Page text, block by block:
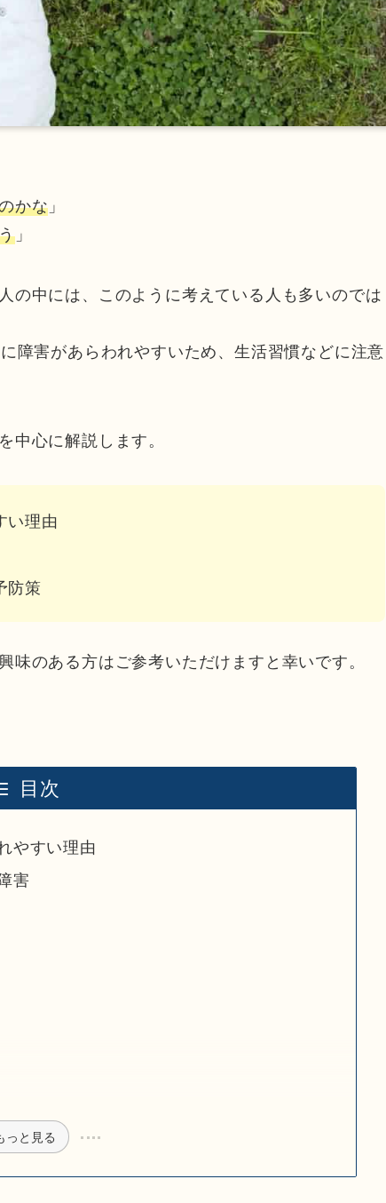
かな 」
」
の中には、このように考えている人も多いのでは
障害があらわれやすいため、生活習慣などに注意
心に解説します。
い理由
防策
のある方はご参考いただけますと幸いです。
目次
やすい理由
害
っと見る